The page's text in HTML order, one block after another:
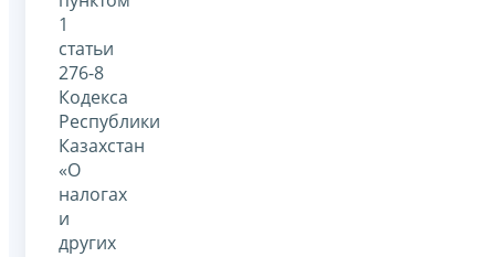
1
статьи
276-8
Кодекса
Республики
Казахстан
«О
налогах
и
других